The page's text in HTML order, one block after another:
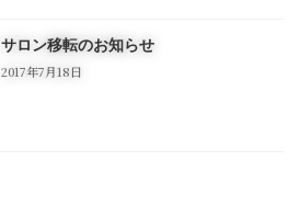
サロン移転のお知らせ
2017年7月18日